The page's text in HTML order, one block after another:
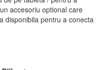
accesoriu optional care
disponibila pentru a conecta